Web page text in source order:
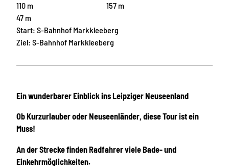
110 m
157 m
47 m
Start: S-Bahnhof Markkleeberg
Ziel: S-Bahnhof Markkleeberg
Ein wunderbarer Einblick ins Leipziger Neuseenland
Ob Kurzurlauber oder Neuseenländer, diese Tour ist ein
Muss!
An der Strecke finden Radfahrer viele Bade- und
Einkehrmöglichkeiten.